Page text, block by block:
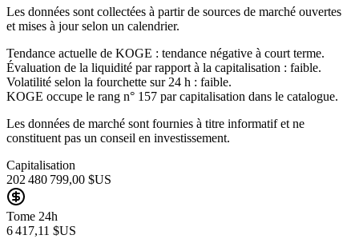
Les données sont collectées à partir de sources de marché ouvertes
et mises à jour selon un calendrier.
Tendance actuelle de KOGE : tendance négative à court terme.
Évaluation de la liquidité par rapport à la capitalisation : faible.
Volatilité selon la fourchette sur 24 h : faible.
KOGE occupe le rang n° 157 par capitalisation dans le catalogue.
Les données de marché sont fournies à titre informatif et ne
constituent pas un conseil en investissement.
Capitalisation
202 480 799,00 $US
Tome 24h
6 417,11 $US